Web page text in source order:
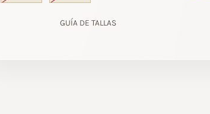
GUÍA DE TALLAS